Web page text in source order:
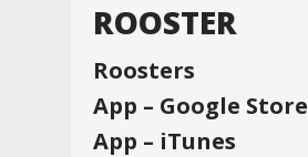
ROOSTER
Roosters
App – Google Store
App – iTunes